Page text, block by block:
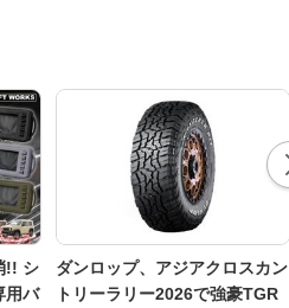
!! シ
用バ
ダンロップ、アジアクロスカン
トリーラリー2026で強豪TGR